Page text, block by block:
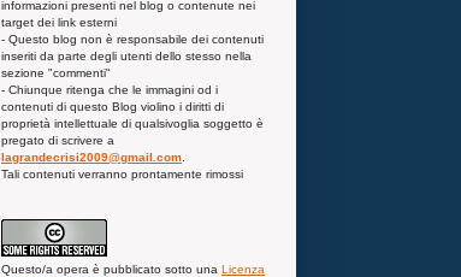
informazioni presenti nel blog o contenute nei
target dei link esterni
- Questo blog non è responsabile dei contenuti
inseriti da parte degli utenti dello stesso nella
sezione "commenti"
- Chiunque ritenga che le immagini od i
contenuti di questo Blog violino i diritti di
proprietà intellettuale di qualsivoglia soggetto è
pregato di scrivere a
lagrandecrisi2009@gmail.com
Tali contenuti verranno prontamente rimossi
Questo/a opera è pubblicato sotto una Licenza